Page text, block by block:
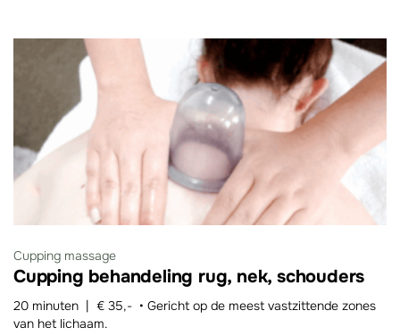
Cupping massage
Cupping behandeling rug, nek, schouders
20 minuten | € 35,- • Gericht op de meest vastzittende zones
van het lichaam.